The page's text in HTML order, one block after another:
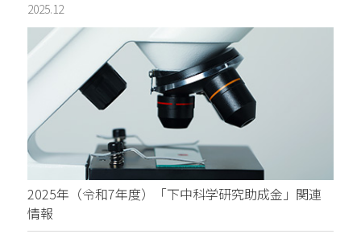
2025.12
2025年（令和7年度）「下中科学研究助成金」関連
情報